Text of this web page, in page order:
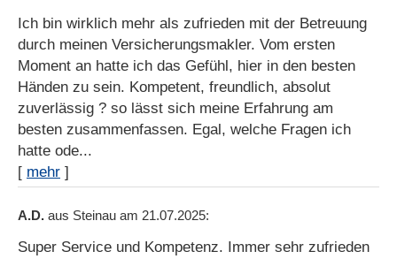
Ich bin wirklich mehr als zufrieden mit der Betreuung
durch meinen Ver­sicherungs­makler. Vom ersten
Moment an hatte ich das Gefühl, hier in den besten
Händen zu sein. Kompetent, freundlich, absolut
zuverlässig ? so lässt sich meine Erfahrung am
besten zusammenfassen. Egal, welche Fragen ich
hatte ode...
[ mehr ]
A.D. aus Steinau am 21.07.2025:
Super Service und Kompetenz. Immer sehr zufrieden